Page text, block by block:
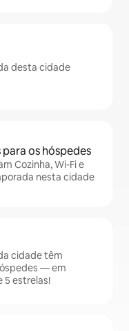
desta cidade
os hóspedes
Cozinha, Wi-Fi e
nesta cidade
cidade têm
— em
5 estrelas!